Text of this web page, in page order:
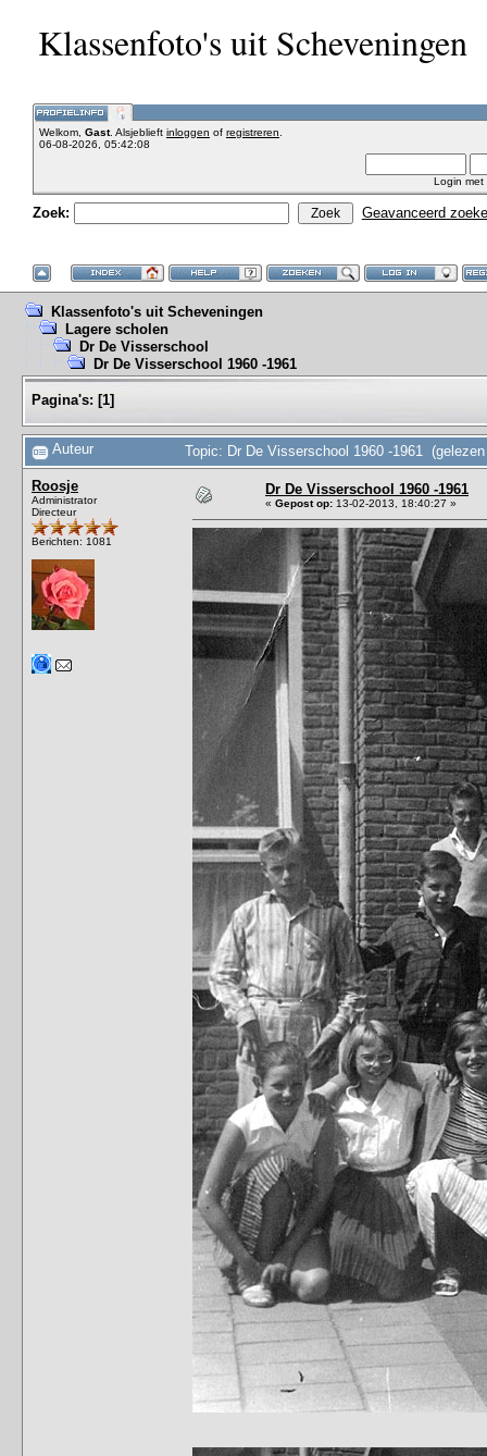
Klassenfoto's uit Scheveningen
Welkom, Gast. Alsjeblieft inloggen of registreren
06-08-2026, 05:42:08
Login met
Zoek: Geavanceerd
Klassenfoto's uit Scheveningen
Lagere scholen
Dr De Visserschool
Dr De Visserschool 1960 -1961
Pagina's: [1]
Auteur Topic: Dr De Visserschool 1960 -1961
Roosje
Administrator
Directeur
Berichten: 1081
Dr De Visserschool 1960 -1961
« Gepost op: 13-02-2013, 18:40:27 »